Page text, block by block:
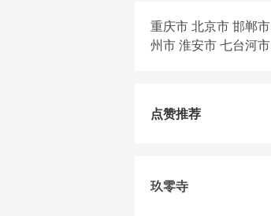
重庆市 北京市 邯郸市
州市 淮安市 七台河市
点赞推荐
玖零寺